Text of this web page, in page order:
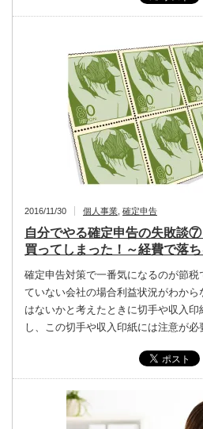
2016/11/30 個人事業 確定申告
自分でやる確定申告の失敗談
買ってしまった！～経費で落
確定申告対策で一番気になるのが節
ていない会社の場合利益状況がわか
はないかと考えたときに切手や収入
し、この切手や収入印紙には注意が